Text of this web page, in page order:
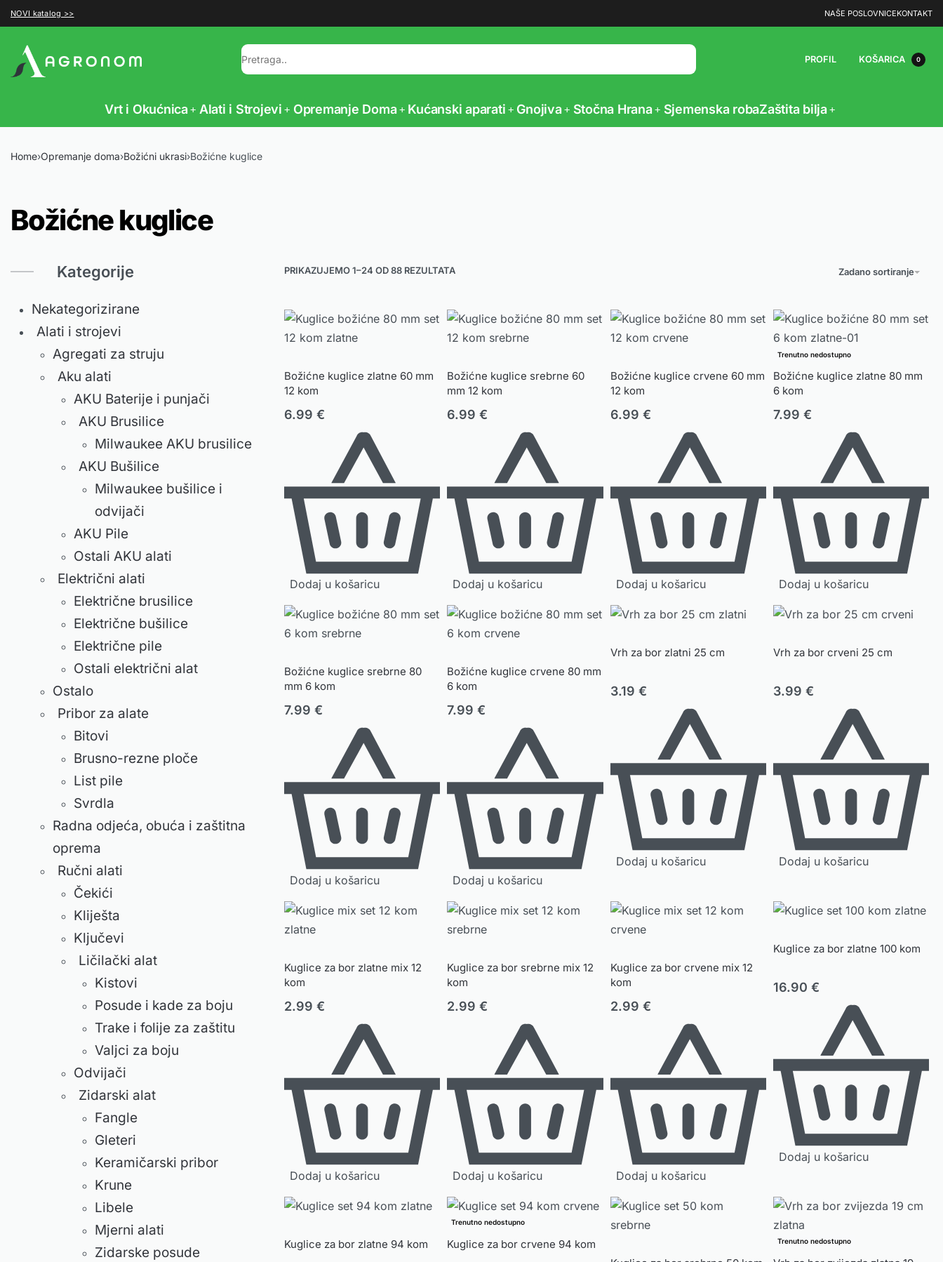
NOVI katalog >> NAŠE POSLOVNICEKONTAKT
PROFIL KOŠARICA 0
Vrt i Okućnica Alati i Strojevi Opremanje Doma Kućanski aparati Gnojiva Stočna Hrana Sjemenska robaZaštita bilja
Home›Opremanje doma›Božićni ukrasi›Božićne kuglice
Božićne kuglice
Kategorije
Nekategorizirane
Alati i strojevi
Agregati za struju
Aku alati
AKU Baterije i punjači
AKU Brusilice
Milwaukee AKU brusilice
AKU Bušilice
Milwaukee bušilice i
odvijači
AKU Pile
Ostali AKU alati
Električni alati
Električne brusilice
Električne bušilice
Električne pile
Ostali električni alat
Ostalo
Pribor za alate
Bitovi
Brusno-rezne ploče
List pile
Svrdla
Radna odjeća, obuća i zaštitna
oprema
Ručni alati
Čekići
Kliješta
Ključevi
Ličilački alat
Kistovi
Posude i kade za boju
Trake i folije za zaštitu
Valjci za boju
Odvijači
Zidarski alat
Fangle
Gleteri
Keramičarski pribor
Krune
Libele
Mjerni alati
Zidarske posude
PRIKAZUJEMO 1–24 OD 88 REZULTATA Zadano sortiranje
Božićne kuglice zlatne 60 mm
12 kom
6.99€
Dodaj u košaricu
Božićne kuglice srebrne 60
mm 12 kom
6.99€
Dodaj u košaricu
Božićne kuglice crvene 60 mm
12 kom
6.99 €
Dodaj u košaricu
Trenutno nedostupno
Božićne kuglice zlatne 80 mm
6 kom
7.99€
Dodaj u košaricu
Božićne kuglice srebrne 80
mm 6 kom
7.99€
Dodaj u košaricu
Božićne kuglice crvene 80 mm
6 kom
7.99€
Dodaj u košaricu
Vrh za bor zlatni 25 cm
3.19 €
Dodaj u košaricu
Vrh za bor crveni 25 cm
3.99€
Dodaj u košaricu
Kuglice za bor zlatne mix 12
kom
2.99€
Dodaj u košaricu
Kuglice za bor srebrne mix 12
kom
2.99€
Dodaj u košaricu
Kuglice za bor crvene mix 12
kom
2.99 €
Dodaj u košaricu
Kuglice za bor zlatne 100 kom
16.90€
Dodaj u košaricu
Kuglice za bor zlatne 94 kom
Trenutno nedostupno
Kuglice za bor crvene 94 kom Trenutno nedostupno